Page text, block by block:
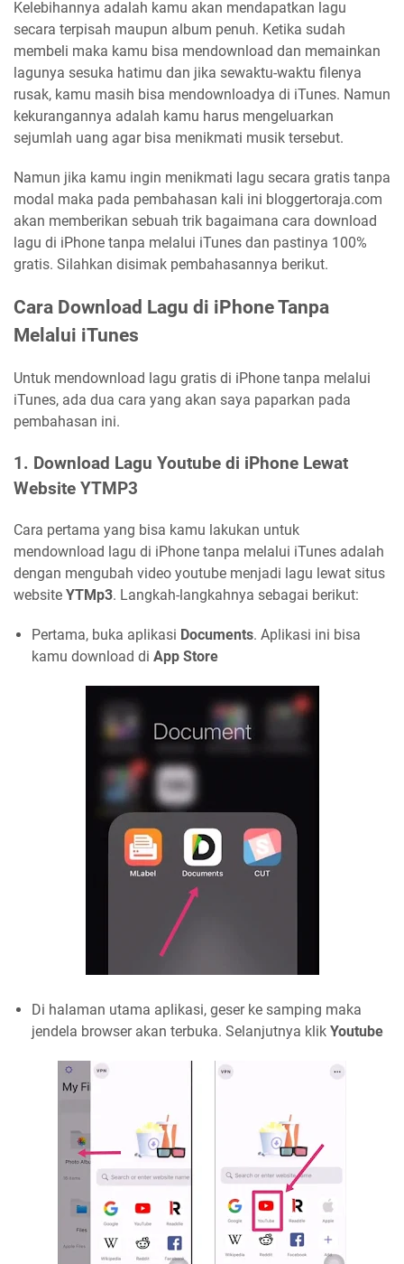
Kelebihannya adalah kamu akan mendapatkan lagu
secara terpisah maupun album penuh. Ketika sudah
membeli maka kamu bisa mendownload dan memainkan
lagunya sesuka hatimu dan jika sewaktu-waktu filenya
rusak, kamu masih bisa mendownloadya di iTunes. Namun
kekurangannya adalah kamu harus mengeluarkan
sejumlah uang agar bisa menikmati musik tersebut.
Namun jika kamu ingin menikmati lagu secara gratis tanpa
modal maka pada pembahasan kali ini bloggertoraja.com
akan memberikan sebuah trik bagaimana cara download
lagu di iPhone tanpa melalui iTunes dan pastinya 100%
gratis. Silahkan disimak pembahasannya berikut.
Cara Download Lagu di iPhone Tanpa
Melalui iTunes
Untuk mendownload lagu gratis di iPhone tanpa melalui
iTunes, ada dua cara yang akan saya paparkan pada
pembahasan ini.
1. Download Lagu Youtube di iPhone Lewat
Website YTMP3
Cara pertama yang bisa kamu lakukan untuk
mendownload lagu di iPhone tanpa melalui iTunes adalah
dengan mengubah video youtube menjadi lagu lewat situs
website YTMp3. Langkah-langkahnya sebagai berikut:
Pertama, buka aplikasi Documents. Aplikasi ini bisa
kamu download di App Store
Di halaman utama aplikasi, geser ke samping maka
jendela browser akan terbuka. Selanjutnya klik Youtube